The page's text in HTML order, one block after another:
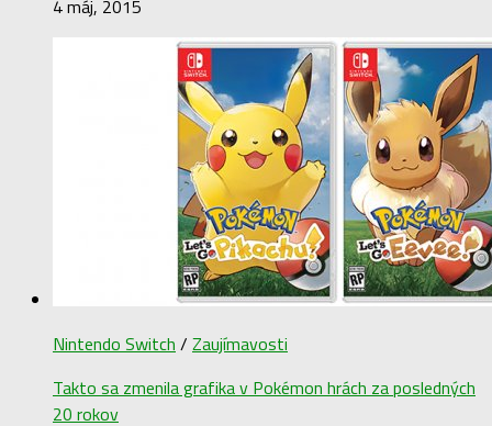
4 máj, 2015
Nintendo Switch / Zaujímavosti
Takto sa zmenila grafika v Pokémon hrách za posledných
20 rokov